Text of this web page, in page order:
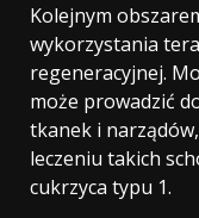
Kolejnym
wykorzystania
regeneracyjnej.
może prowadzić
tkanek i
leczeniu takich
cukrzyca typu 1.